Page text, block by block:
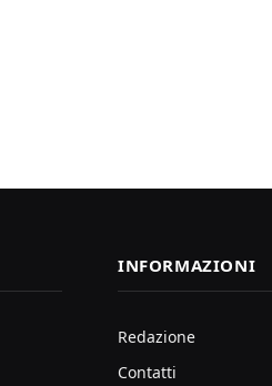
INFORMAZIONI
Redazione
Contatti